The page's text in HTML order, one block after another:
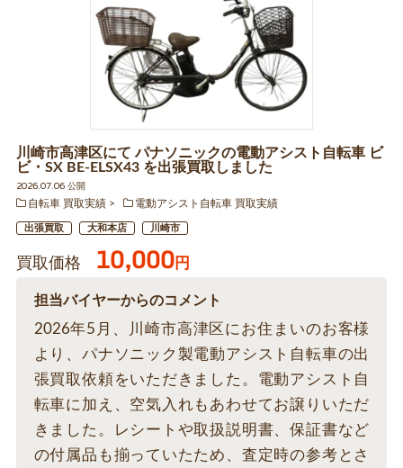
川崎市高津区にて パナソニックの電動アシスト自転車 ビ
ビ・SX BE-ELSX43 を出張買取しました
2026.07.06 公開
自転車 買取実績
電動アシスト自転車 買取実績
出張買取 大和本店 川崎市
買取価格 10,000円
担当バイヤーからのコメント
2026年5月、川崎市高津区にお住まいのお客様
より、パナソニック製電動アシスト自転車の出
張買取依頼をいただきました。電動アシスト自
転車に加え、空気入れもあわせてお譲りいただ
きました。レシートや取扱説明書、保証書など
の付属品も揃っていたため、査定時の参考とさ